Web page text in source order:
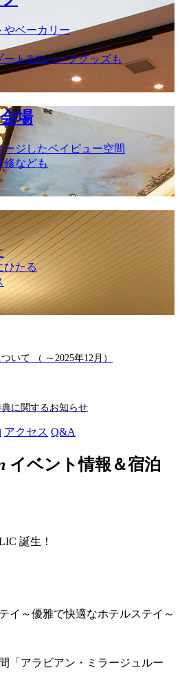
やベーカリー
ート®のパークグッズも
場
ジしたベイビュー空間
修なども
ひたる
いて （ ～2025年12月）
に関するお知らせ
アクセス Q&A
イベント情報＆宿泊
誕生！
イ～優雅で快適なホテルステイ～
「アラビアン・ミラージュルー